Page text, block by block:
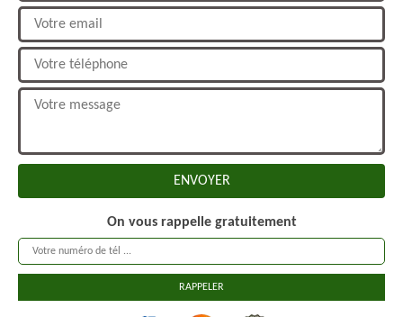
On vous rappelle gratuitement